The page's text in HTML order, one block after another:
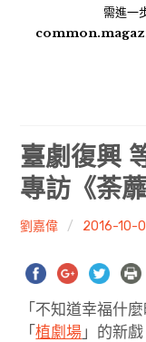
需進一
共專題
共評論
共想/共享
共青年
文化誌
臺劇復興
專訪《荼
劉嘉偉 2016-10-
「不知道幸福什
「植劇場 」的新